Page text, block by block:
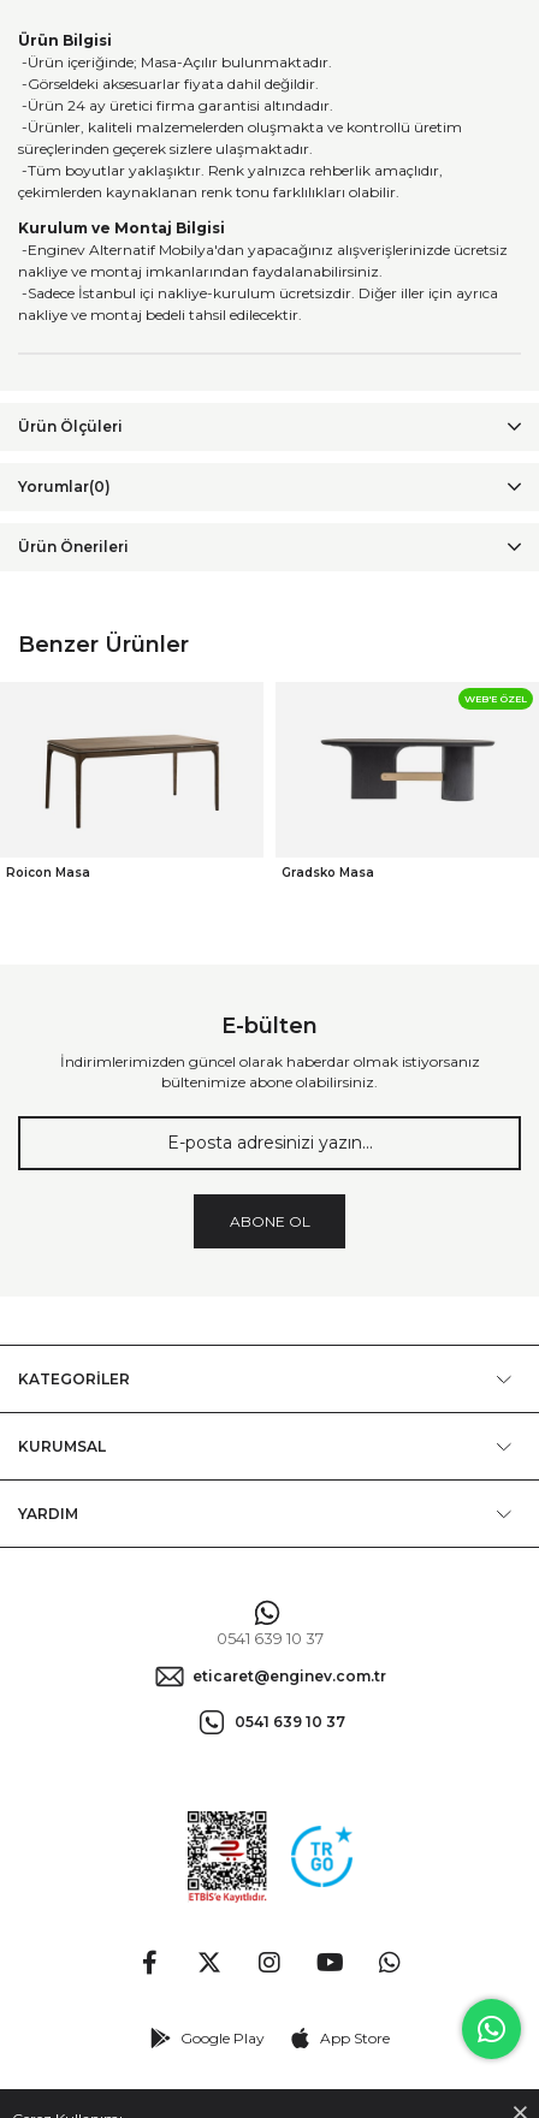
Ürün Bilgisi
-Ürün içeriğinde; Masa-Açılır bulunmaktadır.
-Görseldeki aksesuarlar fiyata dahil değildir.
-Ürün 24 ay üretici firma garantisi altındadır.
-Ürünler, kaliteli malzemelerden oluşmakta ve kontrollü üretim
süreçlerinden geçerek sizlere ulaşmaktadır.
-Tüm boyutlar yaklaşıktır. Renk yalnızca rehberlik amaçlıdır,
çekimlerden kaynaklanan renk tonu farklılıkları olabilir.
Kurulum ve Montaj Bilgisi
-Enginev Alternatif Mobilya'dan yapacağınız alışverişlerinizde ücretsiz
nakliye ve montaj imkanlarından faydalanabilirsiniz.
-Sadece İstanbul içi nakliye-kurulum ücretsizdir. Diğer iller için ayrıca
nakliye ve montaj bedeli tahsil edilecektir.
Yorumlar(0)
Ürün Önerileri
Benzer Ürünler
Roicon Masa Gradsko Masa
WEB'E ÖZEL
E-bülten
İndirimlerimizden güncel olarak haberdar olmak istiyorsanız
bültenimize abone olabilirsiniz.
ABONE OL
KATEGORİLER
KURUMSAL
YARDIM
0541 639 10 37
eticaret@enginev.com.tr
0541 639 10 37
Google Play App Store